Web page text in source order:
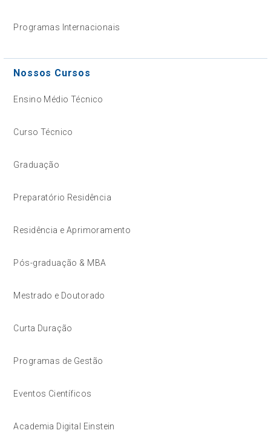
Programas Internacionais
Nossos Cursos
Ensino Médio Técnico
Curso Técnico
Graduação
Preparatório Residência
Residência e Aprimoramento
Pós-graduação & MBA
Mestrado e Doutorado
Curta Duração
Programas de Gestão
Eventos Científicos
Academia Digital Einstein